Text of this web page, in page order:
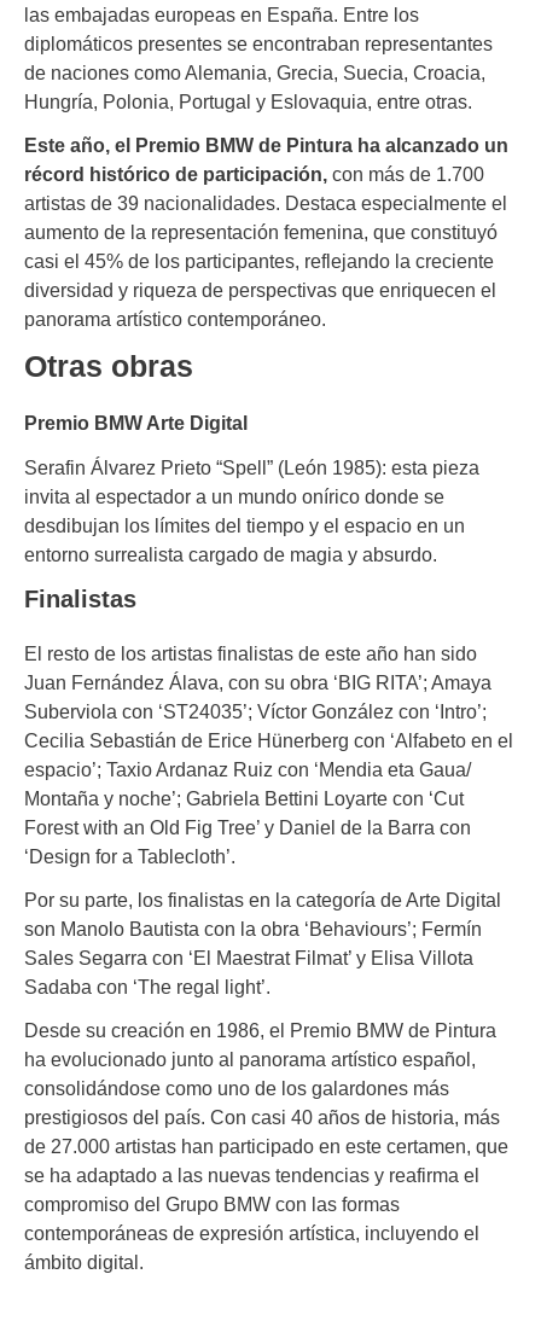
las embajadas europeas en España. Entre los
diplomáticos presentes se encontraban representantes
de naciones como Alemania, Grecia, Suecia, Croacia,
Hungría, Polonia, Portugal y Eslovaquia, entre otras.
Este año, el Premio BMW de Pintura ha alcanzado un
récord histórico de participación, con más de 1.700
artistas de 39 nacionalidades. Destaca especialmente el
aumento de la representación femenina, que constituyó
casi el 45% de los participantes, reflejando la creciente
diversidad y riqueza de perspectivas que enriquecen el
panorama artístico contemporáneo.
Otras obras
Premio BMW Arte Digital
Serafin Álvarez Prieto “Spell” (León 1985): esta pieza
invita al espectador a un mundo onírico donde se
desdibujan los límites del tiempo y el espacio en un
entorno surrealista cargado de magia y absurdo.
Finalistas
El resto de los artistas finalistas de este año han sido
Juan Fernández Álava, con su obra ‘BIG RITA’; Amaya
Suberviola con ‘ST24035’; Víctor González con ‘Intro’;
Cecilia Sebastián de Erice Hünerberg con ‘Alfabeto en el
espacio’; Taxio Ardanaz Ruiz con ‘Mendia eta Gaua/
Montaña y noche’; Gabriela Bettini Loyarte con ‘Cut
Forest with an Old Fig Tree’ y Daniel de la Barra con
‘Design for a Tablecloth’.
Por su parte, los finalistas en la categoría de Arte Digital
son Manolo Bautista con la obra ‘Behaviours’; Fermín
Sales Segarra con ‘El Maestrat Filmat’ y Elisa Villota
Sadaba con ‘The regal light’.
Desde su creación en 1986, el Premio BMW de Pintura
ha evolucionado junto al panorama artístico español,
consolidándose como uno de los galardones más
prestigiosos del país. Con casi 40 años de historia, más
de 27.000 artistas han participado en este certamen, que
se ha adaptado a las nuevas tendencias y reafirma el
compromiso del Grupo BMW con las formas
contemporáneas de expresión artística, incluyendo el
ámbito digital.